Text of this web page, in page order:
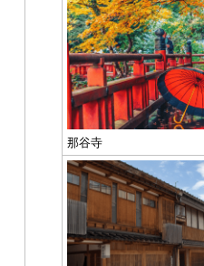
那谷寺